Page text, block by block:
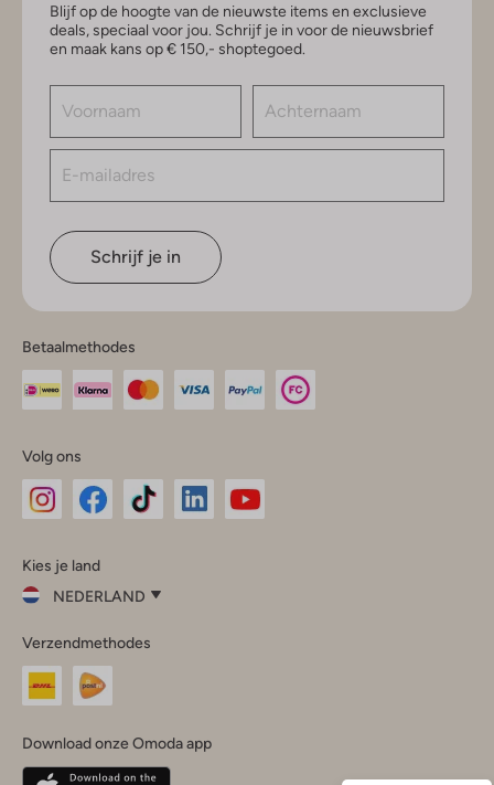
Blijf op de hoogte van de nieuwste items en exclusieve
deals, speciaal voor jou. Schrijf je in voor de nieuwsbrief
en maak kans op € 150,- shoptegoed.
Schrijf je in
Betaalmethodes
Volg ons
InstagramFacebook
Kies je land
NEDERLAND
je
land
Nederland
Belgique(Français)
Verzendmethodes
Download onze Omoda app